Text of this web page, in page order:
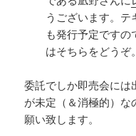
うございます。
も発行予定です
はそちらをどうぞ。
委託でしか即売会には
が未定（＆消極的）な
願い致します。